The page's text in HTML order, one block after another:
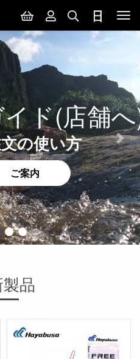
(店舗へ)
使い方
案内
品